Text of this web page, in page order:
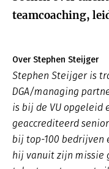
teamcoaching,
Over Stephen Steijger
Stephen Steijger is
DGA/managing
is bij de VU opgeleid
geaccrediteerd
bij top-100 bedrijven
hij vanuit zijn missie